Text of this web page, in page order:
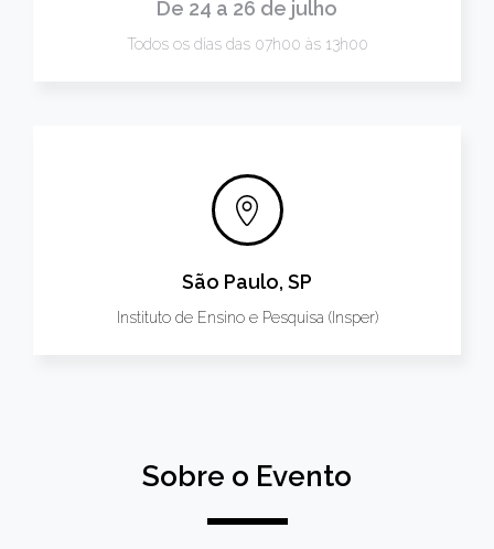
De 24 a 26 de julho
Todos os dias das 07h00 às 13h00
São Paulo, SP
Instituto de Ensino e Pesquisa (Insper)
Sobre o Evento